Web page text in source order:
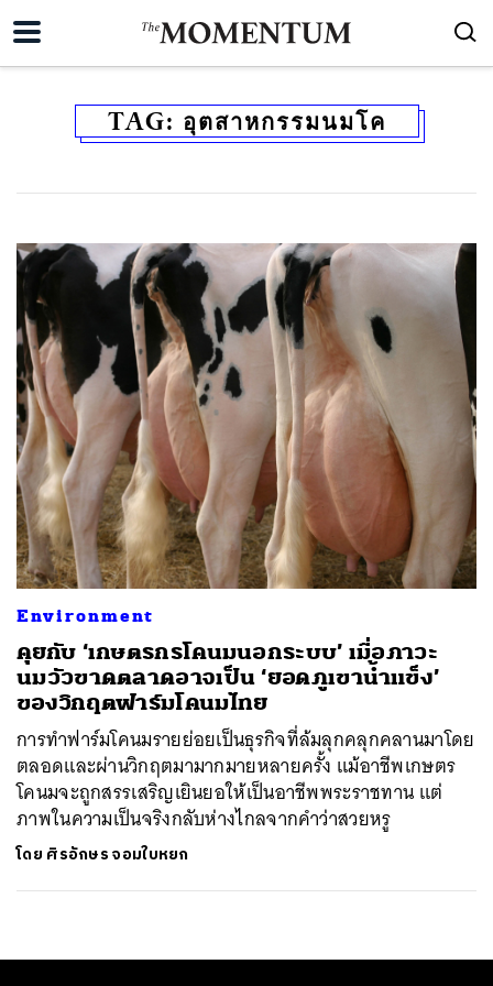
TAG: อุตสาหกรรมนมโค
Environment
คุยกับ ‘เกษตรกรโคนมนอกระบบ’ เมื่อภาวะ
นมวัวขาดตลาดอาจเป็น ‘ยอดภูเขาน้ำแข็ง’
ของวิกฤตฟาร์มโคนมไทย
การทำฟาร์มโคนมรายย่อยเป็นธุรกิจที่ล้มลุกคลุกคลานมาโดย
ตลอดและผ่านวิกฤตมามากมายหลายครั้ง แม้อาชีพเกษตร
โคนมจะถูกสรรเสริญเยินยอให้เป็นอาชีพพระราชทาน แต่
ภาพในความเป็นจริงกลับห่างไกลจากคำว่าสวยหรู
โดย ศิรอักษร จอมใบหยก
ค้นหา
SHARE TWEET LINE EMAIL